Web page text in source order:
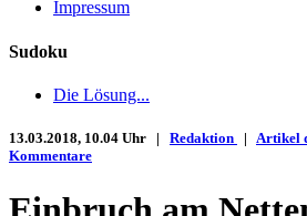
Impressum
Sudoku
Die Lösung...
13.03.2018, 10.04 Uhr | Redaktion | Artikel
Kommentare